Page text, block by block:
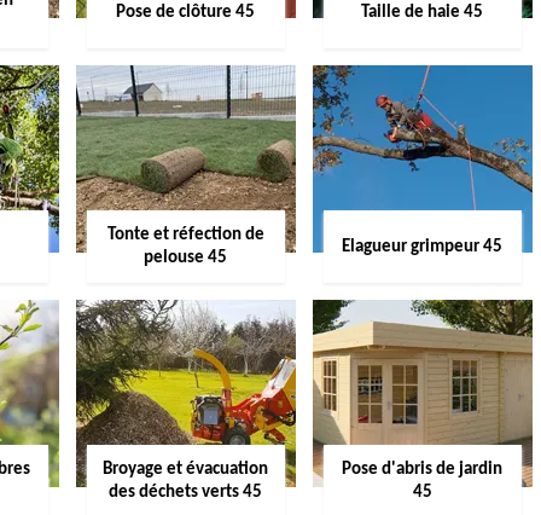
Pose de clôture 45 Taille de haie 45
Tonte et réfection de
pelouse 45
Elagueur grimpeur 45
Broyage et évacuation
des déchets verts 45
Pose d'abris de jardin
45